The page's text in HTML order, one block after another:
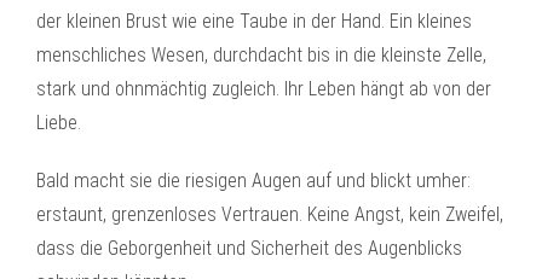
der kleinen Brust wie eine Taube in der Hand. Ein kleines
menschliches Wesen, durchdacht bis in die kleinste Zelle,
stark und ohnmächtig zugleich. Ihr Leben hängt ab von der
Liebe.
Bald macht sie die riesigen Augen auf und blickt umher:
erstaunt, grenzenloses Vertrauen. Keine Angst, kein Zweifel,
dass die Geborgenheit und Sicherheit des Augenblicks